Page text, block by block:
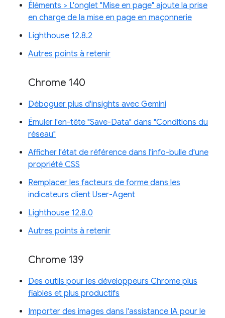
Éléments > L'onglet "Mise en page" ajoute la prise
en charge de la mise en page en maçonnerie
Lighthouse 12.8.2
Autres points à retenir
Chrome 140
Déboguer plus d'insights avec Gemini
Émuler l'en-tête "Save-Data" dans "Conditions du
réseau"
Afficher l'état de référence dans l'info-bulle d'une
propriété CSS
Remplacer les facteurs de forme dans les
indicateurs client User-Agent
Lighthouse 12.8.0
Autres points à retenir
Chrome 139
Des outils pour les développeurs Chrome plus
fiables et plus productifs
Importer des images dans l'assistance IA pour le